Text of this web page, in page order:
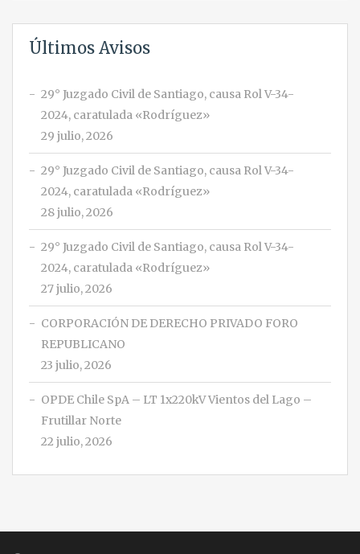
Últimos Avisos
29° Juzgado Civil de Santiago, causa Rol V-34-
2024, caratulada «Rodríguez»
29 julio, 2026
29° Juzgado Civil de Santiago, causa Rol V-34-
2024, caratulada «Rodríguez»
28 julio, 2026
29° Juzgado Civil de Santiago, causa Rol V-34-
2024, caratulada «Rodríguez»
27 julio, 2026
CORPORACIÓN DE DERECHO PRIVADO FORO
REPUBLICANO
23 julio, 2026
OPDE Chile SpA – LT 1x220kV Vientos del Lago –
Frutillar Norte
22 julio, 2026